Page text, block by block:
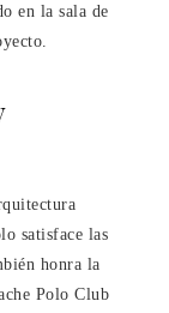
en la sala de
satisface las
honra la
Polo Club